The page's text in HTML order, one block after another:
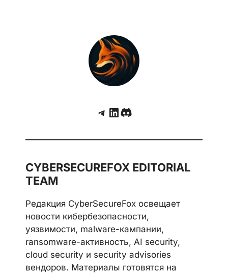
Telegram
LinkedIn
Discord
CYBERSECUREFOX EDITORIAL
TEAM
Редакция CyberSecureFox освещает
новости кибербезопасности,
уязвимости, malware-кампании,
ransomware-активность, AI security,
cloud security и security advisories
вендоров. Материалы готовятся на